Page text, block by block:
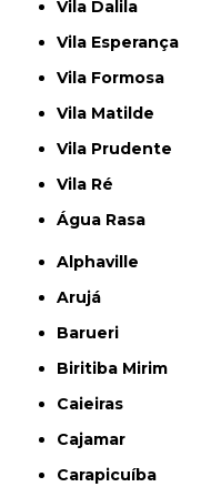
Vila Dalila
Vila Esperança
Vila Formosa
Vila Matilde
Vila Prudente
Vila Ré
Água Rasa
Alphaville
Arujá
Barueri
Biritiba Mirim
Caieiras
Cajamar
Carapicuíba